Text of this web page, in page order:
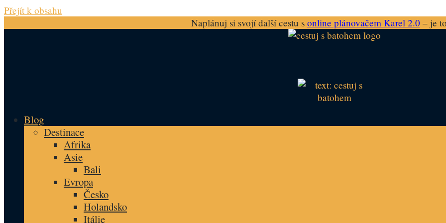
Přejít k obsahu
Naplánuj si svojí další cestu s online plánovačem Karel 2.0– je
Blog
Destinace
Afrika
Asie
Bali
Evropa
Česko
Holandsko
Itálie